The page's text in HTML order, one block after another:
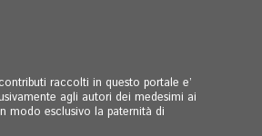
raccolti in questo portale e’
agli autori dei medesimi ai
modo esclusivo la paternità di